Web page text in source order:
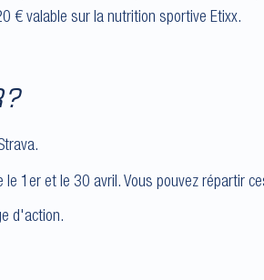
€ valable sur la nutrition sportive Etixx.
1er et le 30 avril. Vous pouvez répartir
d'action.